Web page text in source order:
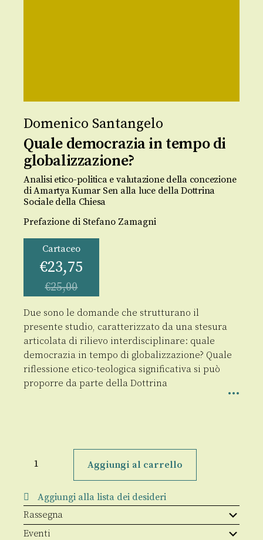
Domenico Santangelo
Quale democrazia in tempo di
globalizzazione?
Analisi etico-politica e valutazione della concezione
di Amartya Kumar Sen alla luce della Dottrina
Sociale della Chiesa
Prefazione di Stefano Zamagni
Cartaceo
€23,75
€25,00
Due sono le domande che strutturano il
presente studio, caratterizzato da una stesura
articolata di rilievo interdisciplinare: quale
democrazia in tempo di globalizzazione? Quale
riflessione etico-teologica significativa si può
proporre da parte della Dottrina
democrazia
di
globalizzazione?
quantità
Aggiungi al carrello
Aggiungi alla lista dei desideri
Rassegna
Eventi